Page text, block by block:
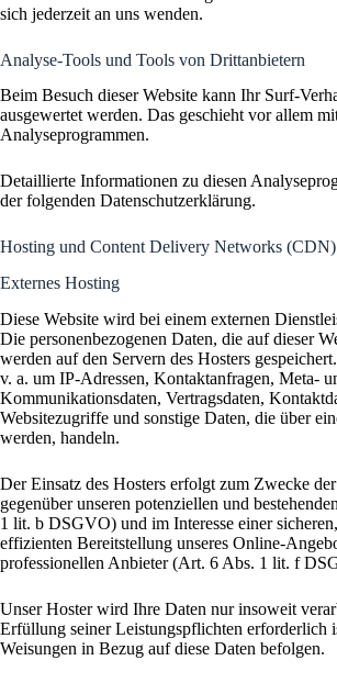
sich jederzeit an uns wenden.
Analyse-Tools und Tools von Dritt­anbietern
Beim Besuch dieser Website kann Ihr Surf-
ausgewertet werden. Das geschieht vor allem
Analyseprogrammen.
Detaillierte Informationen zu diesen
der folgenden Datenschutzerklärung.
Hosting und Content Delivery Networks (CDN)
Externes Hosting
Diese Website wird bei einem externen
Die personenbezogenen Daten, die auf dieser
werden auf den Servern des Hosters
v. a. um IP-Adressen, Kontaktanfragen, Meta-
Kommunikationsdaten, Vertragsdaten,
Websitezugriffe und sonstige Daten, die über
werden, handeln.
Der Einsatz des Hosters erfolgt zum Zwecke
gegenüber unseren potenziellen und
1 lit. b DSGVO) und im Interesse einer
effizienten Bereitstellung unseres Online-
professionellen Anbieter (Art. 6 Abs. 1 lit. f
Unser Hoster wird Ihre Daten nur insoweit
Erfüllung seiner Leistungspflichten erforderlich
Weisungen in Bezug auf diese Daten befolgen.